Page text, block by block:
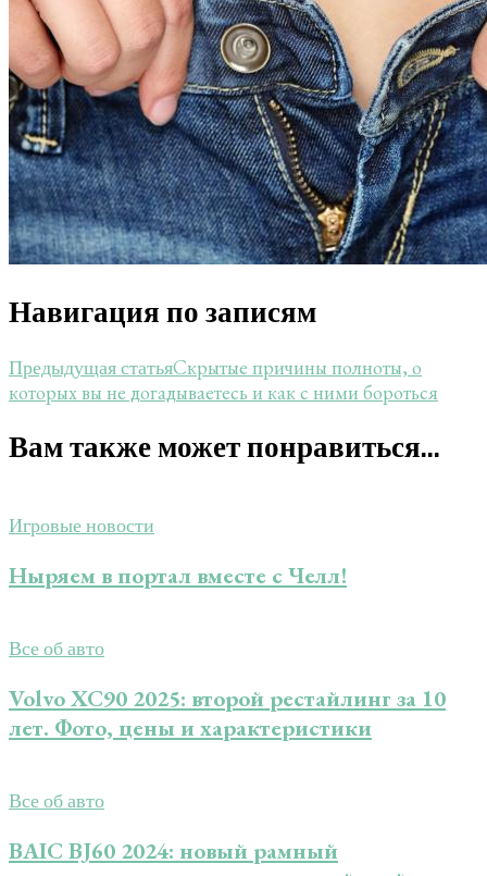
Навигация по записям
Предыдущая статьяСкрытые причины полноты, о
которых вы не догадываетесь и как с ними бороться
Вам также может понравиться...
Игровые новости
Ныряем в портал вместе с Челл!
Все об авто
Volvo XC90 2025: второй рестайлинг за 10
лет. Фото, цены и характеристики
Все об авто
BAIC BJ60 2024: новый рамный